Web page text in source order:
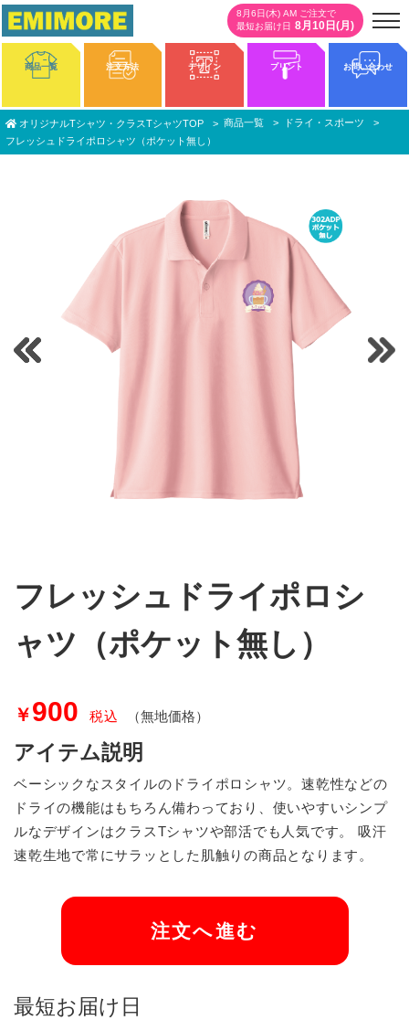
8月6日(木) AM ご注文で
最短お届け日 8月10日(月)
商品一覧 注文方法 デザイン プリント お問い合わせ
オリジナルTシャツ・クラスTシャツTOP 商品一覧
ドライ・スポーツ
フレッシュドライポロシャツ（ポケット無し）
フレッシュドライポロシ
ャツ（ポケット無し）
￥900 税込 （無地価格）
アイテム説明
ベーシックなスタイルのドライポロシャツ。速乾性などの
ドライの機能はもちろん備わっており、使いやすいシンプ
ルなデザインはクラスTシャツや部活でも人気です。 吸汗
速乾生地で常にサラッとした肌触りの商品となります。
注文へ進む
最短お届け日